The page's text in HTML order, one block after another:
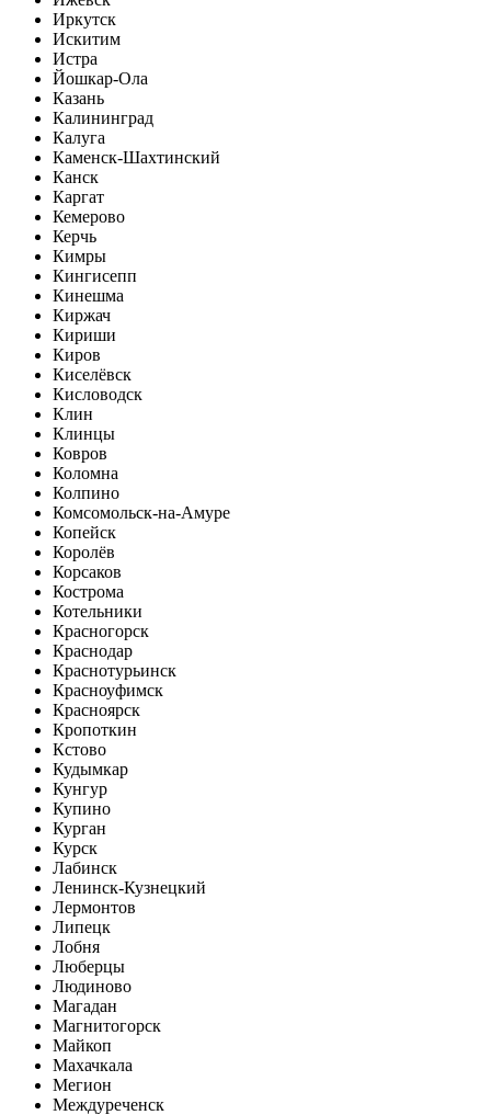
Иркутск
Искитим
Истра
Йошкар-Ола
Казань
Калининград
Калуга
Каменск-Шахтинский
Канск
Каргат
Кемерово
Керчь
Кимры
Кингисепп
Кинешма
Киржач
Кириши
Киров
Киселёвск
Кисловодск
Клин
Клинцы
Ковров
Коломна
Колпино
Комсомольск-на-Амуре
Копейск
Королёв
Корсаков
Кострома
Котельники
Красногорск
Краснодар
Краснотурьинск
Красноуфимск
Красноярск
Кропоткин
Кстово
Кудымкар
Кунгур
Купино
Курган
Курск
Лабинск
Ленинск-Кузнецкий
Лермонтов
Липецк
Лобня
Люберцы
Людиново
Магадан
Магнитогорск
Майкоп
Махачкала
Мегион
Междуреченск